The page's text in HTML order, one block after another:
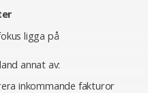
ligga på
annat av:
inkommande fakturor